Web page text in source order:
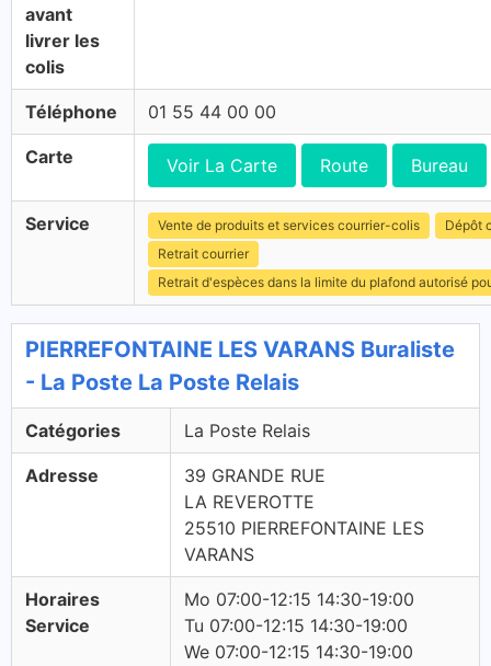
avant
livrer les
colis
Téléphone 01 55 44 00 00
Carte Voir La Carte Route Bureau
Service Vente de produits et services courrier-colis
Dépôt
Retrait courrier
Retrait d'espèces dans la limite du plafond autorisé
PIERREFONTAINE LES VARANS Buraliste
- La Poste La Poste Relais
Catégories La Poste Relais
Adresse
39 GRANDE RUE
LA REVEROTTE
25510 PIERREFONTAINE LES
VARANS
Horaires
Service
Mo 07:00-12:15 14:30-19:00
Tu 07:00-12:15 14:30-19:00
We 07:00-12:15 14:30-19:00